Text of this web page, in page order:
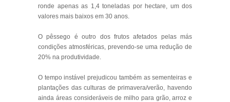
ronde apenas as 1,4 toneladas por hectare, um dos
valores mais baixos em 30 anos.
O pêssego é outro dos frutos afetados pelas más
condições atmosféricas, prevendo-se uma redução de
20% na produtividade.
O tempo instável prejudicou também as sementeiras e
plantações das culturas de primavera/verão, havendo
ainda áreas consideráveis de milho para grão, arroz e